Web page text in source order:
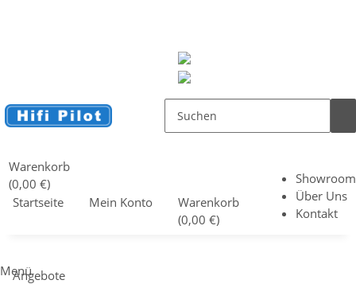
Warenkorb
(0,00 €)
Startseite
Mein Konto
Warenkorb
(0,00 €)
Menü
Showroom
Über Uns
Kontakt
Angebote